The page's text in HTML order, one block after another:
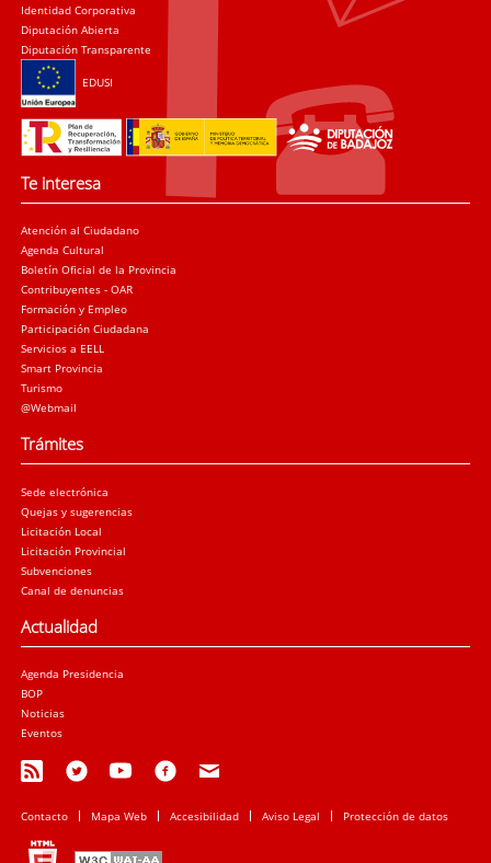
Identidad Corporativa
Diputación Abierta
Diputación Transparente
EDUSI
Te interesa
Atención al Ciudadano
Agenda Cultural
Boletín Oficial de la Provincia
Contribuyentes - OAR
Formación y Empleo
Participación Ciudadana
Servicios a EELL
Smart Provincia
Turismo
@Webmail
Trámites
Sede electrónica
Quejas y sugerencias
Licitación Local
Licitación Provincial
Subvenciones
Canal de denuncias
Actualidad
Agenda Presidencia
BOP
Noticias
Eventos
Contacto Mapa Web Accesibilidad Aviso Legal Protección de datos